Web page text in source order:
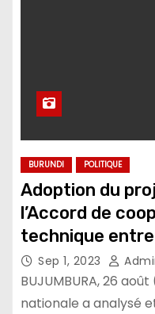
BURUNDI POLITIQUE
Adoption du
l’Accord de
technique
Burundi
Sep 1, 2023
BUJUMBURA, 26
nationale a analysé